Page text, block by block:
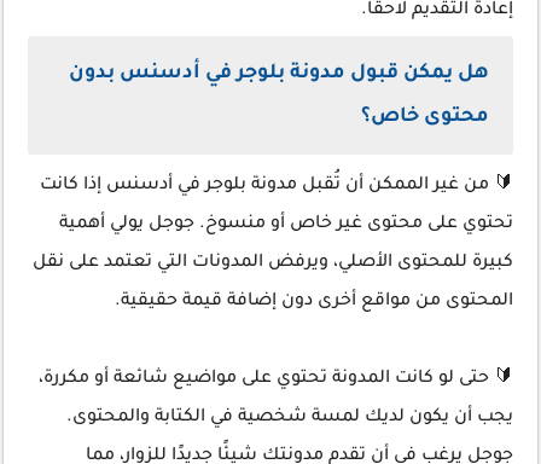
إعادة التقديم لاحقًا.
هل يمكن قبول مدونة بلوجر في أدسنس بدون
محتوى خاص؟
🔰 من غير الممكن أن تُقبل مدونة بلوجر في أدسنس إذا كانت
تحتوي على محتوى غير خاص أو منسوخ. جوجل يولي أهمية
كبيرة للمحتوى الأصلي، ويرفض المدونات التي تعتمد على نقل
المحتوى من مواقع أخرى دون إضافة قيمة حقيقية.
🔰 حتى لو كانت المدونة تحتوي على مواضيع شائعة أو مكررة،
يجب أن يكون لديك لمسة شخصية في الكتابة والمحتوى.
جوجل يرغب في أن تقدم مدونتك شيئًا جديدًا للزوار، مما